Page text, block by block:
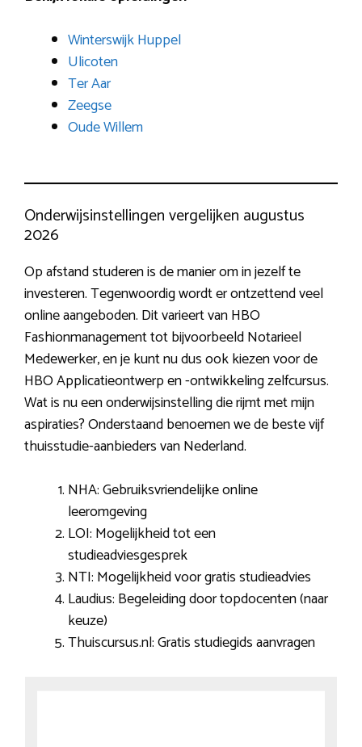
Winterswijk Huppel
Ulicoten
Ter Aar
Zeegse
Oude Willem
Onderwijsinstellingen vergelijken augustus
2026
Op afstand studeren is de manier om in jezelf te
investeren. Tegenwoordig wordt er ontzettend veel
online aangeboden. Dit varieert van HBO
Fashionmanagement tot bijvoorbeeld Notarieel
Medewerker, en je kunt nu dus ook kiezen voor de
HBO Applicatieontwerp en -ontwikkeling zelfcursus.
Wat is nu een onderwijsinstelling die rijmt met mijn
aspiraties? Onderstaand benoemen we de beste vijf
thuisstudie-aanbieders van Nederland.
NHA: Gebruiksvriendelijke online
leeromgeving
LOI: Mogelijkheid tot een
studieadviesgesprek
NTI: Mogelijkheid voor gratis studieadvies
Laudius: Begeleiding door topdocenten (naar
keuze)
Thuiscursus.nl: Gratis studiegids aanvragen